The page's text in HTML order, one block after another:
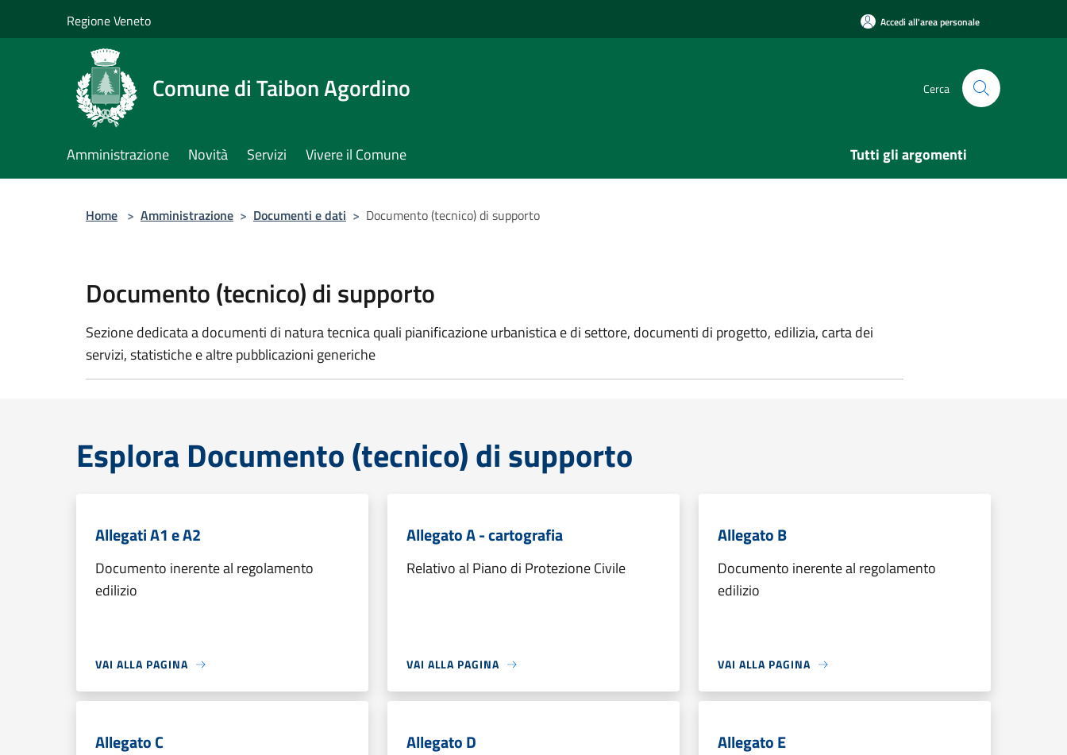
Regione Veneto Accedi all'area personale
Comune di Taibon Agordino Cerca
Amministrazione Novità Servizi Vivere il Comune Tutti gli argomenti
Home > Amministrazione > Documenti e dati > Documento (tecnico) di supporto
Documento (tecnico) di supporto
Sezione dedicata a documenti di natura tecnica quali pianificazione urbanistica e di settore, documenti di progetto, edilizia, carta dei
servizi, statistiche e altre pubblicazioni generiche
Esplora Documento (tecnico) di supporto
Allegati A1 e A2
Documento inerente al regolamento
edilizio
VAI ALLA PAGINA
Allegato A - cartografia
Relativo al Piano di Protezione Civile
VAI ALLA PAGINA
Allegato B
Documento inerente al regolamento
edilizio
VAI ALLA PAGINA
Allegato C Allegato D Allegato E